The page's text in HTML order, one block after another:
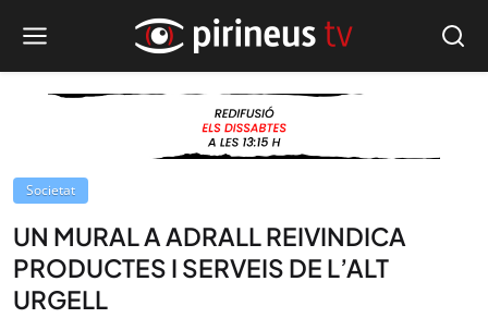
Societat
UN MURAL A ADRALL REIVINDICA
PRODUCTES I SERVEIS DE L’ALT
URGELL